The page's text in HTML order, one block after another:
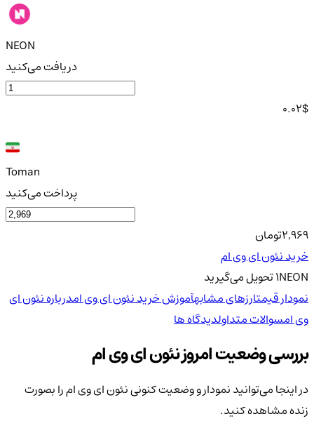
NEON
دریافت می‌کنید
0.02$
Toman
پرداخت می‌کنید
2,969تومان
خرید نئون ای وی ام
1NEONتحویلمی‌گیرید
نمودار قیمتارزهای مشابهآموزش خرید نئون ای وی امدرباره نئون ای
وی امسوالات متداولدیدگاه ها
بررسی وضعیت امروز نئون ای وی ام
در اینجا می‌توانید نمودار و وضعیت کنونی نئون ای وی ام را بصورت
زنده مشاهده کنید.